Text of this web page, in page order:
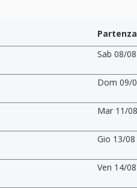
Partenza
Sab 08/
Dom 09/
Mar 11/
Gio 13/08
Ven 14/